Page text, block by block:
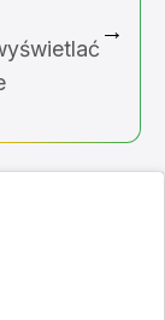
→